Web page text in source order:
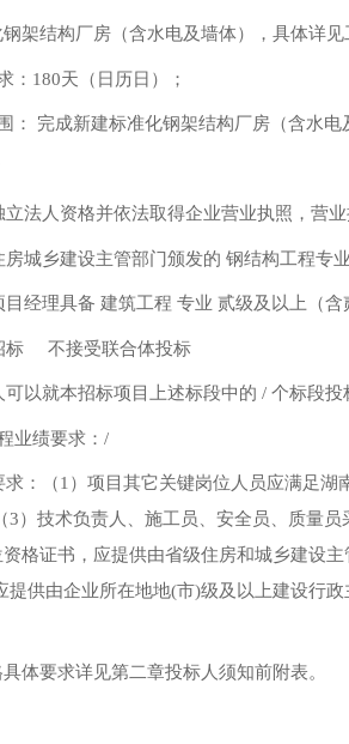
架结构厂房（含水电及墙体），具体详
：180天（日历日）；
： 完成新建标准化钢架结构厂房（含水
法人资格并依法取得企业营业执照，营业
城乡建设主管部门颁发的 钢结构工程专
经理具备 建筑工程 专业 贰级及以上（
标 不接受联合体投标
以就本招标项目上述标段中的 / 个标段
业绩要求：/
：（1）项目其它关键岗位人员应满足湖
3）技术负责人、施工员、安全员、质量
格证书，应提供由省级住房和城乡建设
提供由企业所在地地(市)级及以上建设行
体要求详见第二章投标人须知前附表。